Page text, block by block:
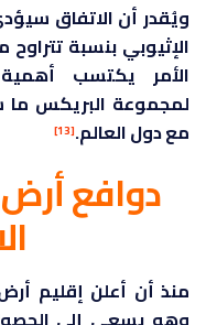
ويُقدر أن الاتفاق
الأمر يكتسب
لمجموعة البريكس ما
مع دول العالم.[13]
دوافع